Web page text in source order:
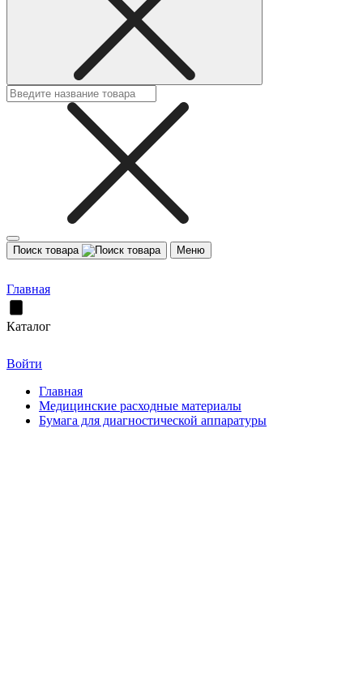
Поиск товара Меню
Главная
Каталог
Войти
Главная
Медицинские расходные материалы
Бумага для диагностической аппаратуры